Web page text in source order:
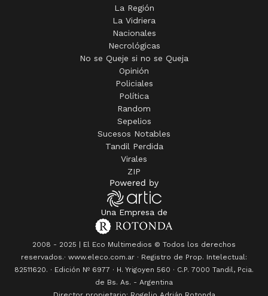
La Región
La Vidriera
Nacionales
Necrológicas
No se Queje si no se Queja
Opinión
Policiales
Política
Random
Sepelios
Sucesos Notables
Tandil Perdida
Virales
ZIP
Una Empresa de
2008 - 2025 | El Eco Multimedios © Todos los derechos
reservados.· www.eleco.com.ar · Registro de Prop. Intelectual:
82511620. · Edición Nº 6977 · H. Yrigoyen 560 · C.P. 7000 Tandil, Pcia.
de Bs. As. - Argentina